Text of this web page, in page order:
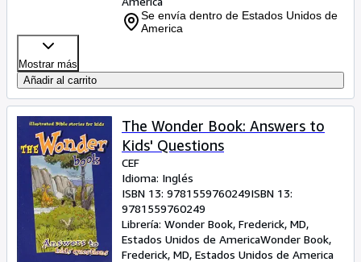
Se envía dentro de Estados Unidos de
America
Mostrar más
Añadir al carrito
The Wonder Book: Answers to
Kids' Questions
CEF
Idioma: Inglés
ISBN 13: 9781559760249ISBN 13:
9781559760249
Librería: Wonder Book, Frederick, MD,
Estados Unidos de AmericaWonder Book,
Frederick, MD, Estados Unidos de America